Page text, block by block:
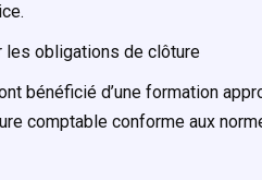
les obligations de clôture
bénéficié d’une formation
comptable conforme aux